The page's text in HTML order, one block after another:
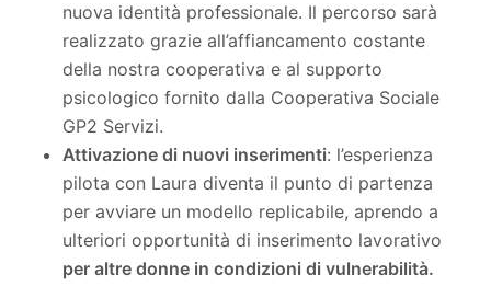
nuova identità professionale. Il percorso sarà
realizzato grazie all’affiancamento costante
della nostra cooperativa e al supporto
psicologico fornito dalla Cooperativa Sociale
GP2 Servizi.
Attivazione di nuovi inserimenti: l’esperienza
pilota con Laura diventa il punto di partenza
per avviare un modello replicabile, aprendo a
ulteriori opportunità di inserimento lavorativo
per altre donne in condizioni di vulnerabilità.